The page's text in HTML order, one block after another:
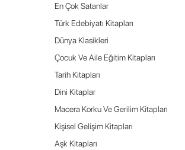
En Çok Satanlar
Türk Edebiyatı Kitapları
Dünya Klasikleri
Çocuk Ve Aile Eğitim Kitapları
Tarih Kitapları
Dini Kitaplar
Macera Korku Ve Gerilim Kitapları
Kişisel Gelişim Kitapları
Aşk Kitapları